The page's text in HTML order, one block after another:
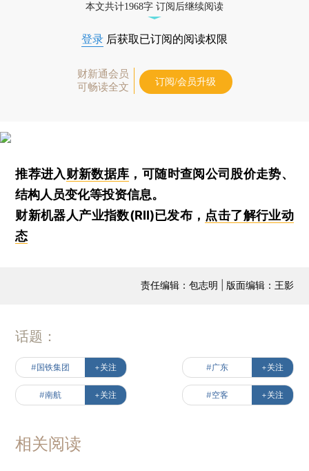
本文共计1968字 订阅后继续阅读
登录 后获取已订阅的阅读权限
财新通会员
可畅读全文
订阅/会员升级
推荐进入财新数据库 ，可随时查阅公司股价走势、
结构人员变化等投资信息。
财新机器人产业指数(RII)已发布， 点击了解行业动
态
责任编辑：包志明 | 版面编辑：王影
话题：
#国铁集团 +关注 #广东 +关注
#南航 +关注 #空客 +关注
相关阅读